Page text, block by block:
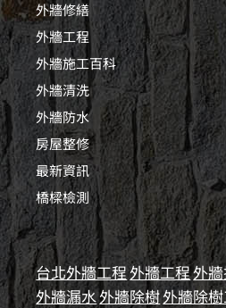
外牆修繕
外牆工程
外牆施工百科
外牆清洗
外牆防水
房屋整修
最新資訊
橋樑檢測
台北外牆工程 外牆工程外
外牆漏水外牆除樹外牆除